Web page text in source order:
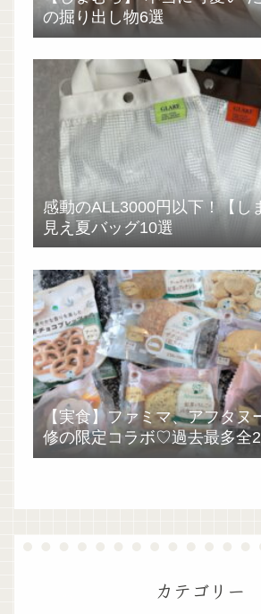
の掘り出し物6選
感動のALL3000円以下！【し
見え夏バッグ10選
【実食】ファミマ、アフタヌ
修の限定コラボ♡過去最多全
過ぎた！
カテゴリー